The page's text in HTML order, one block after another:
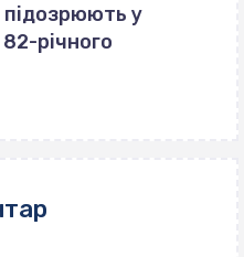
підозрюють у
річного